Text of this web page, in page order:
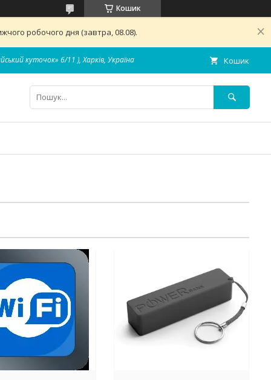
Кошик
робочого дня (завтра, 08.08).
куточок» 6/11 ), Харків, Україна Кошик